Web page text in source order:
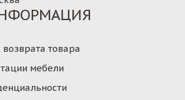
товара
мебели